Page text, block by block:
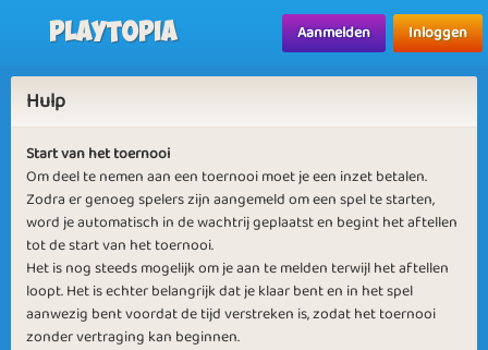
Playtopia Aanmelden Inloggen
Hulp
Start van het toernooi
Om deel te nemen aan een toernooi moet je een inzet betalen.
Zodra er genoeg spelers zijn aangemeld om een spel te starten,
word je automatisch in de wachtrij geplaatst en begint het aftellen
tot de start van het toernooi.
Het is nog steeds mogelijk om je aan te melden terwijl het aftellen
loopt. Het is echter belangrijk dat je klaar bent en in het spel
aanwezig bent voordat de tijd verstreken is, zodat het toernooi
zonder vertraging kan beginnen.